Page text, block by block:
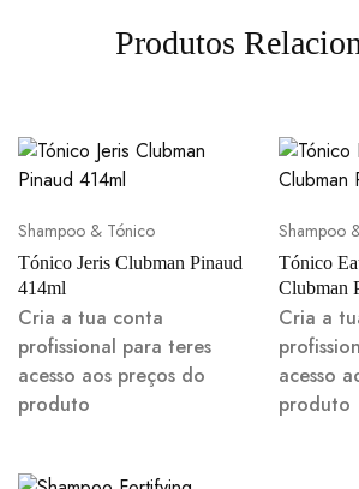
Produtos
Shampoo & Tónico
Tónico Jeris Clubman Pinaud
414ml
Cria a tua conta
profissional para teres
acesso aos preços do
produto
Shampoo
Tónico
Clubman
Cria a
acesso
produto